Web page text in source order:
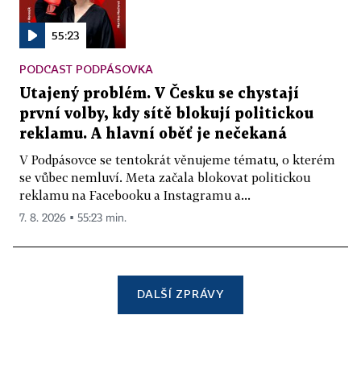
55:23
PODCAST PODPÁSOVKA
Utajený problém. V Česku se chystají
první volby, kdy sítě blokují politickou
reklamu. A hlavní oběť je nečekaná
V Podpásovce se tentokrát věnujeme tématu, o kterém
se vůbec nemluví. Meta začala blokovat politickou
reklamu na Facebooku a Instagramu a...
7. 8. 2026 ▪ 55:23 min.
DALŠÍ ZPRÁVY